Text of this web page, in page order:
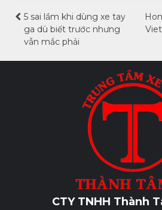
Điều
hướng
5 sai lầm khi dùng xe tay
ga dù biết trước nhưng
vẫn mắc phải
CTY TNHH Thành